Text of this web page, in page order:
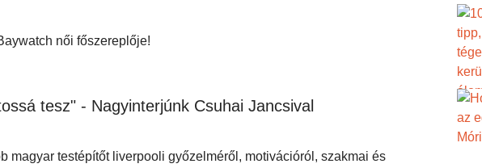
női főszereplője!
tesz" - Nagyinterjúnk Csuhai Jancsival
magyar testépítőt liverpooli győzelméről, motivációról, szakmai és